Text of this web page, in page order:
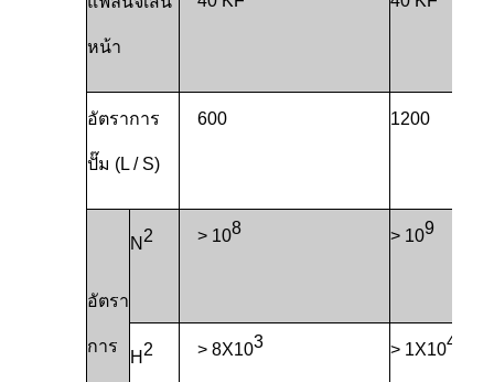
หน้า
อัตราการ
ปั๊ม (L / S)
600 1200
อัตรา
การ
N 2 > 108 > 109
H 2 > 8X103 > 1X104